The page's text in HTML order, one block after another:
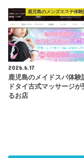
鹿児島のメンズエステ体験
2026.6.17
鹿児島のメイドスパ体験
ドタイ古式マッサージが
るお店